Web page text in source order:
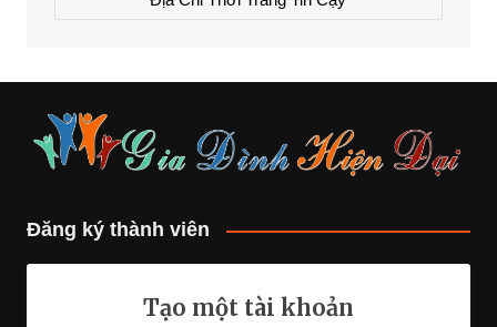
Đăng ký thành viên
Tạo một tài khoản